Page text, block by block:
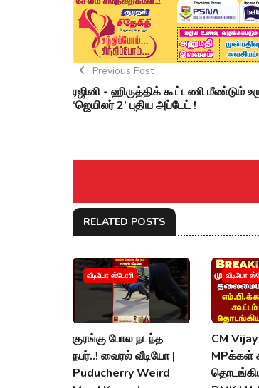
Previous Post
ரஜினி - ஹிருத்திக் கூட்டணி மீண்டும்
‘ஜெயிலர் 2’ புதிய அப்டேட் !
RELATED POSTS
வீடியோ ஸ்டோரி
குரங்கு போல நடந்த
நபர்..! வைரல் வீடியோ |
Puducherry Weird
வீடியோ
CM
MPக்கள்